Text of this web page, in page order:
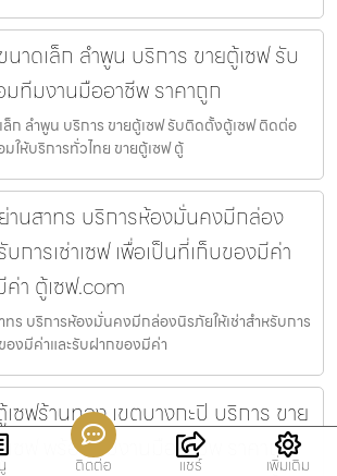
นาดเล็ก ลำพูน บริการ ขายตู้เซฟ รับ
ทีมงานมืออาชีพ ราคาถูก
ล็ก ลำพูน บริการ ขายตู้เซฟ รับติดตั้งตู้เซฟ ติดต่อ
ให้บริการทั่วไทย ขายตู้เซฟ ตู้
านสาทร บริการห้องมั่นคงมีกล่อง
บการเช่าเซฟ เพื่อเป็นที่เก็บของมีค่า
า ตู้เซฟ.com
ทร บริการห้องมั่นคงมีกล่องนิรภัยให้เช่าสำหรับการ
องมีค่าและรับฝากของมีค่า
ซฟร้านทอง เขตบางกะปิ บริการ ขาย
เซฟ พร้อมทีมงานมืออาชีพ ราคาถูก
ติดต่อ แชร์ เพิ่มเติม